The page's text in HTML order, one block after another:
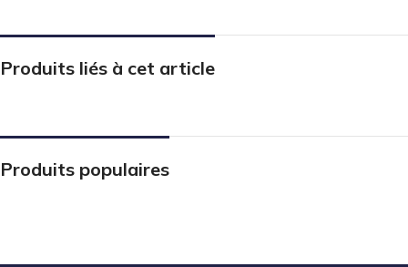
Produits liés à cet article
Produits populaires